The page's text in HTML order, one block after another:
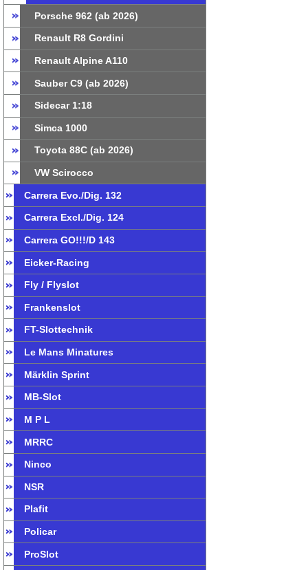
Porsche 962 (ab 2026)
Renault R8 Gordini
Renault Alpine A110
Sauber C9 (ab 2026)
Sidecar 1:18
Simca 1000
Toyota 88C (ab 2026)
VW Scirocco
Carrera Evo./Dig. 132
Carrera Excl./Dig. 124
Carrera GO!!!/D 143
Eicker-Racing
Fly / Flyslot
Frankenslot
FT-Slottechnik
Le Mans Minatures
Märklin Sprint
MB-Slot
M P L
MRRC
Ninco
NSR
Plafit
Policar
ProSlot